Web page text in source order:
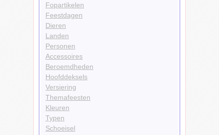
Fopartikelen
Feestdagen
Dieren
Landen
Personen
Accessoires
Beroemdheden
Hoofddeksels
Versiering
Themafeesten
Kleuren
Typen
Schoeisel